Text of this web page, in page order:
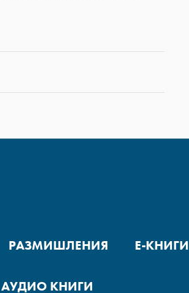
РАЗМИШЛЕНИЯ Е-КНИГИ
АУДИО КНИГИ